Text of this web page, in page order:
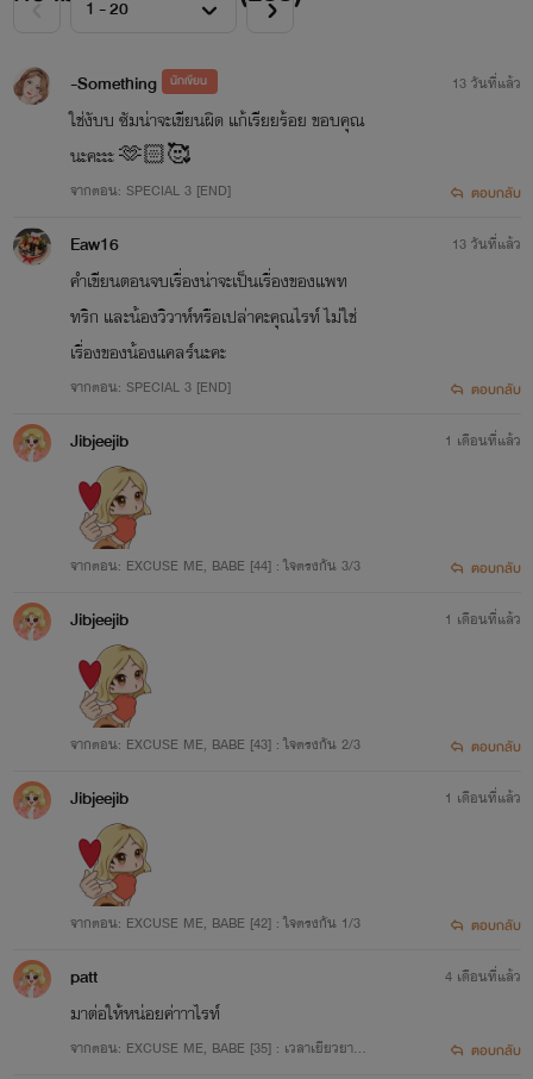
- TARGET TO LOVE จงใจรัก (ครูซ-ลลินน์)
- DARE TO LOVE ท้าทายรัก (เซนต์) ยังไม่แต่ง
- SECRETLY JUNIOR รุ่นน้องตามรัก (เฮร่า-พระพาย)
- SECRETLY FRIEND เพื่อนหวงรัก - มารียา
- SECRETLY LOVE รุ่นพี่คลั่งรัก - วีร่า
- SECRETLY NAUHTY คุณหนูคลั่งรัก (ไมล่า-คลินต์)
📌 MAFIA SET
- PASSION TO LOVE ร้ายหลงรัก (เลวิส-พระเพลง)
📌STATUS SET (ทายาทมาเฟีย)
- 2nd | สถานะของโปรด (ฝันดี-จินน์)
- 3rd | สถานะของรัก (เจนิส-ดินแดน)
-Something นักเขียน
ใช่งับบ ซัมน่าจะเขียนผิด แก้เรียยร้อย ขอบคุณ
นะคะะะ 🫶🏻🥰
จากตอน: SPECIAL 3 [END]
13 วันที่แล้ว
ตอบกลับ
Eaw16
คำเขียนตอนจบเรื่องน่าจะเป็นเรื่องของแพท
ทริก และน้องวิวาห์หรือเปล่าคะคุณไรท์ ไม่ใช่
เรื่องของน้องแคลร์นะคะ
จากตอน: SPECIAL 3 [END]
13 วันที่แล้ว
ตอบกลับ
Jibjeejib
จากตอน: EXCUSE ME, BABE [44] : ใจตรงกัน 3/3
1 เดือนที่แล้ว
ตอบกลับ
Jibjeejib
จากตอน: EXCUSE ME, BABE [43] : ใจตรงกัน 2/3
1 เดือนที่แล้ว
ตอบกลับ
Jibjeejib
จากตอน: EXCUSE ME, BABE [42] : ใจตรงกัน 1/3
1 เดือนที่แล้ว
ตอบกลับ
patt
มาต่อให้หน่อยค่าาาไรท์
จากตอน: EXCUSE ME, BABE [35] : เวลาเยียวยาค
4 เดือนที่แล้ว
ตอบกลับ